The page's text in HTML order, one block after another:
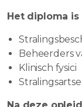
Het diploma
Beheerders
Klinisch fysici